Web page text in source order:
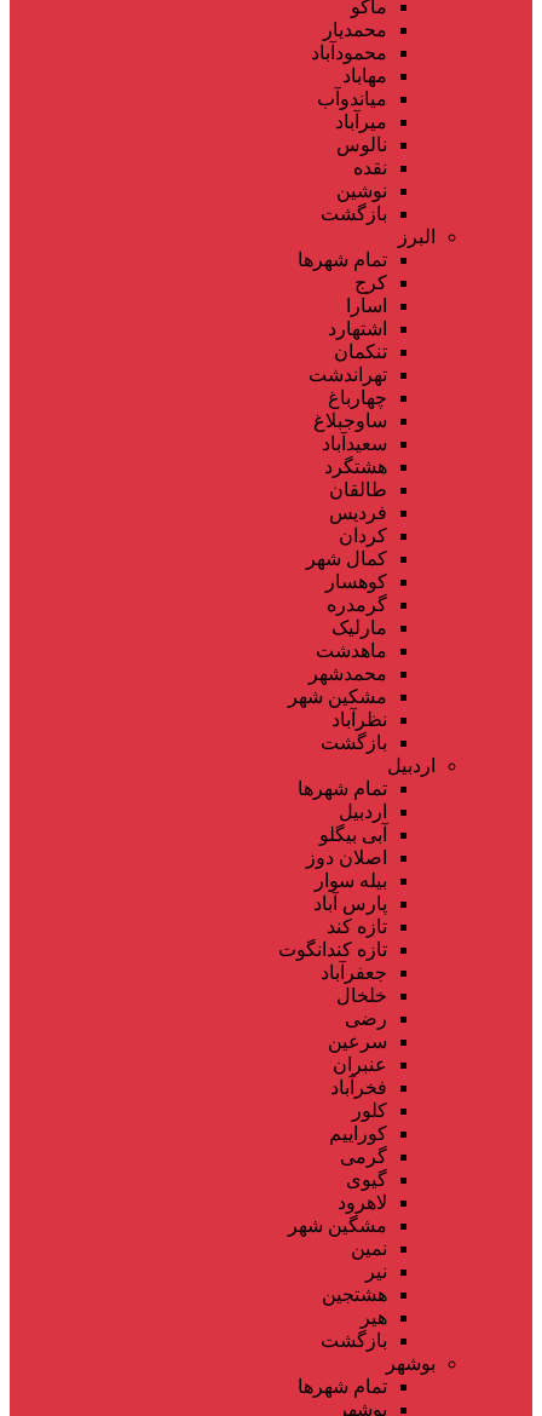
ماکو
محمدیار
محمودآباد
مهاباد
میاندوآب
میرآباد
نالوس
نقده
نوشین
بازگشت
البرز
تمام شهر‌ها
کرج
اسارا
اشتهارد
تنکمان
تهراندشت
چهارباغ
ساوجبلاغ
سعیدآباد
هشتگرد
طالقان
فردیس
کردان
کمال شهر
کوهسار
گرمدره
مارلیک
ماهدشت
محمدشهر
مشکین شهر
نظرآباد
بازگشت
اردبیل
تمام شهر‌ها
اردبیل
آبی بیگلو
اصلان دوز
بیله سوار
پارس آباد
تازه کند
تازه کندانگوت
جعفرآباد
خلخال
رضی
سرعین
عنبران
فخرآباد
کلور
کوراییم
گرمی
گیوی
لاهرود
مشگین شهر
نمین
نیر
هشتجین
هیر
بازگشت
بوشهر
تمام شهر‌ها
بوشهر